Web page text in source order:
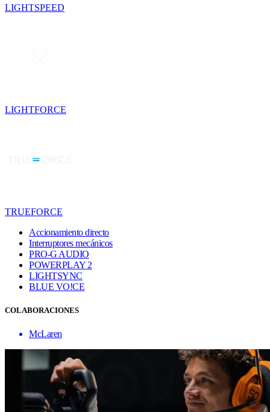
LIGHTSPEED
LIGHTFORCE
TRUEFORCE
Accionamiento directo
Interruptores mecánicos
PRO-G AUDIO
POWERPLAY 2
LIGHTSYNC
BLUE VO!CE
COLABORACIONES
McLaren